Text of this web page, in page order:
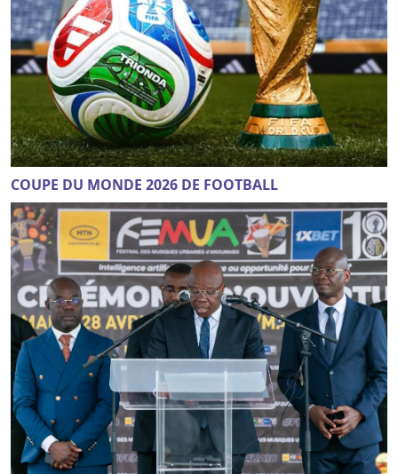
COUPE DU MONDE 2026 DE FOOTBALL